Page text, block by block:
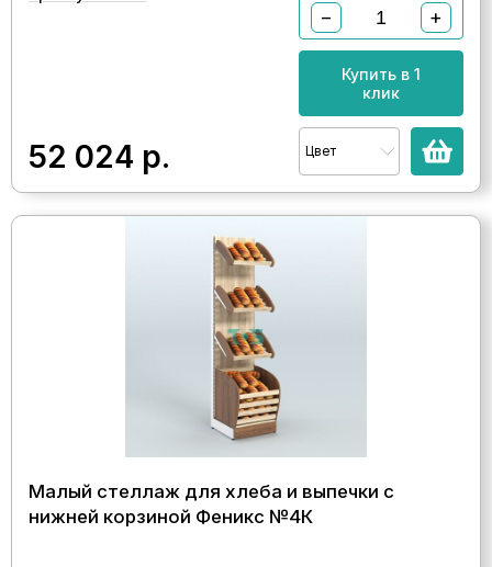
52 024 р.
− +
Купить в 1
клик
Цвет
Малый стеллаж для хлеба и выпечки с
нижней корзиной Феникс №4К